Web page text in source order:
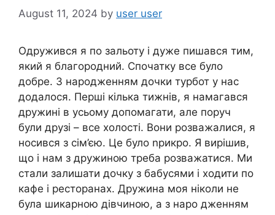
August 11, 2024 by user user
Одружився я по зальоту і дуже пишався тим,
який я благородний. Спочатку все було
добре. З народженням дочки турбот у нас
додалося. Перші кілька тижнів, я намагався
дружині в усьому допомагати, але поруч
були друзі – все холості. Вони розважалися, я
носився з сім’єю. Це було nрикро. Я вирішив,
що і нам з дружиною треба розважатися. Ми
стали залишати дочку з бабусями і ходити по
кафе і ресторанах. Дружина моя ніколи не
була шикарною дівчиною, а з наро дженням